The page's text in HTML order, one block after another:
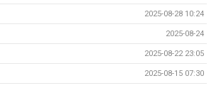
2025-08-28 10:24
2025-08-24
2025-08-22 23:05
2025-08-15 07:30